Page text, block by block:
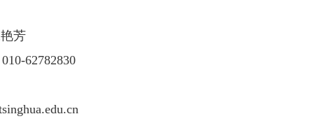
芳
62782830